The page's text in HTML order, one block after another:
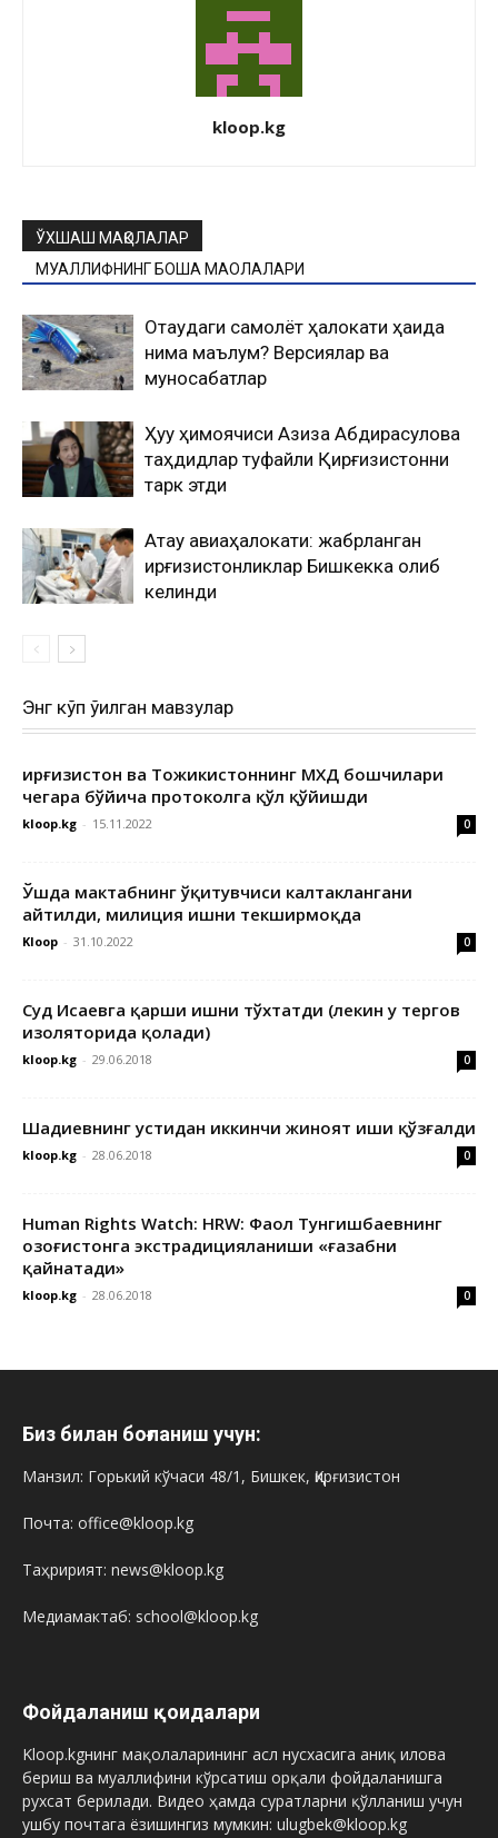
kloop.kg
ЎХШАШ МАҚОЛАЛАР
МУАЛЛИФНИНГ БОШҚА МАҚОЛАЛАРИ
Оқтаудаги самолёт ҳалокати ҳақида
нима маълум? Версиялар ва
муносабатлар
Ҳуқуқ ҳимоячиси Азиза Абдирасулова
таҳдидлар туфайли Қирғизистонни
тарк этди
Ақтау авиаҳалокати: жабрланган
қирғизистонликлар Бишкекка олиб
келинди
Энг кўп ўқилган мавзулар
Қирғизистон ва Тожикистоннинг МХДҚ бошчилари
чегара бўйича протоколга қўл қўйишди
kloop.kg - 15.11.2022 0
Ўшда мактабнинг ўқитувчиси калтаклангани
айтилди, милиция ишни текширмоқда
Kloop - 31.10.2022 0
Суд Исаевга қарши ишни тўхтатди (лекин у тергов
изоляторида қолади)
kloop.kg - 29.06.2018 0
Шадиевнинг устидан иккинчи жиноят иши қўзғалди
kloop.kg - 28.06.2018 0
Human Rights Watch: HRW: Фаол Тунгишбаевнинг
Қозоғистонга экстрадицияланиши «ғазабни
қайнатади»
kloop.kg - 28.06.2018 0
Биз билан боғланиш учун:
Манзил: Горький кўчаси 48/1, Бишкек, Қирғизистон
Почта: office@kloop.kg
Таҳририят: news@kloop.kg
Медиамактаб: school@kloop.kg
Фойдаланиш қоидалари
Kloop.kgнинг мақолаларининг асл нусхасига аниқ илова
бериш ва муаллифини кўрсатиш орқали фойдаланишга
рухсат берилади. Видео ҳамда суратларни қўлланиш учун
ушбу почтага ёзишингиз мумкин: ulugbek@kloop.kg